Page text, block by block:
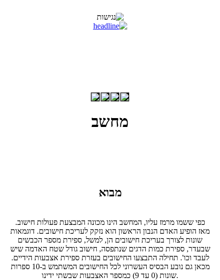
מחשב
מבוא
כפי ששמו מרמז עליו, המחשב הינו מכונה המבצעת פעולות חישוב.
מאז הופיע האדם הנבון הראשון הוא נזקק לעריכת חישובים. דוגמאות
שונות לצורך בעריכת חישובים הן, למשל, ספירת מספר הכבשים
שבעדר, ספירת כמות הדגים שנתפסה, חישוב גודל שטח האדמה שיש
לעבד וכו'. תחילה התבצעו החישובים בעזרת ספירת אצבעות הידיים.
מכאן גם נובע הבסיס העשרוני לכל החישובים המשתמש ב-10 ספרות
שונות (0 עד 9) כמספר האצבעות שבשתי ידינו.